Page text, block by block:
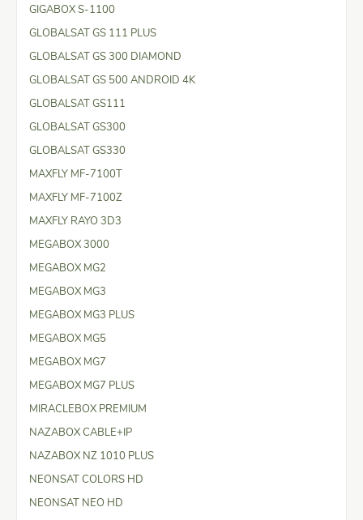
GIGABOX S-1100
GLOBALSAT GS 111 PLUS
GLOBALSAT GS 300 DIAMOND
GLOBALSAT GS 500 ANDROID 4K
GLOBALSAT GS111
GLOBALSAT GS300
GLOBALSAT GS330
MAXFLY MF-7100T
MAXFLY MF-7100Z
MAXFLY RAYO 3D3
MEGABOX 3000
MEGABOX MG2
MEGABOX MG3
MEGABOX MG3 PLUS
MEGABOX MG5
MEGABOX MG7
MEGABOX MG7 PLUS
MIRACLEBOX PREMIUM
NAZABOX CABLE+IP
NAZABOX NZ 1010 PLUS
NEONSAT COLORS HD
NEONSAT NEO HD